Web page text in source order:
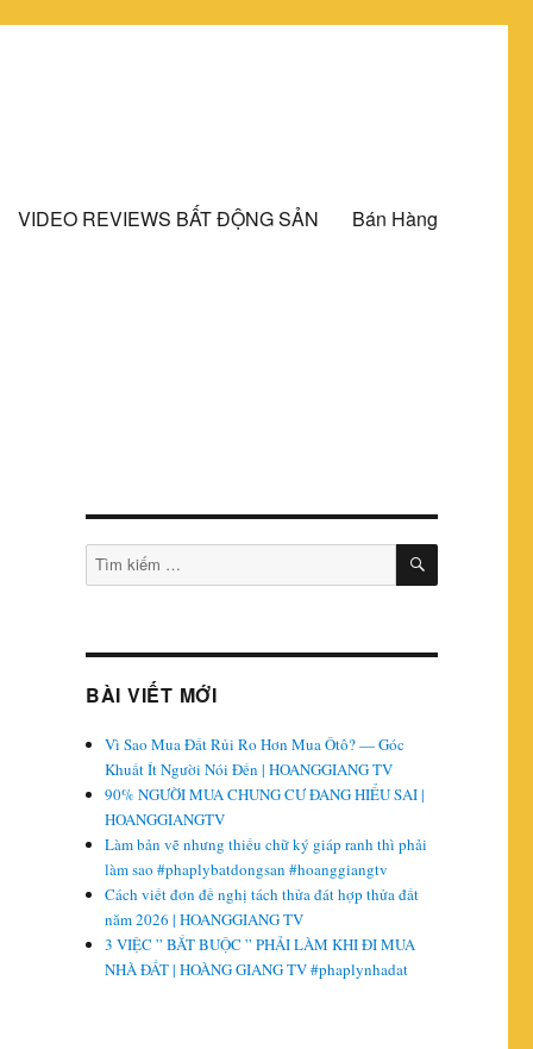
VIDEO REVIEWS BẤT ĐỘNG SẢN Bán Hàng
Tìm
kiếm:
TÌM
BÀI VIẾT MỚI
Vì Sao Mua Đất Rủi Ro Hơn Mua Ôtô? — Góc
Khuất Ít Người Nói Đến | HOANGGIANG TV
90% NGƯỜI MUA CHUNG CƯ ĐANG HIỂU SAI |
HOANGGIANGTV
Làm bản vẽ nhưng thiếu chữ ký giáp ranh thì phải
làm sao #phaplybatdongsan #hoanggiangtv
Cách viết đơn đề nghị tách thửa đát hợp thửa đất
năm 2026 | HOANGGIANG TV
3 VIỆC ” BẮT BUỘC ” PHẢI LÀM KHI ĐI MUA
NHÀ ĐẤT | HOÀNG GIANG TV #phaplynhadat